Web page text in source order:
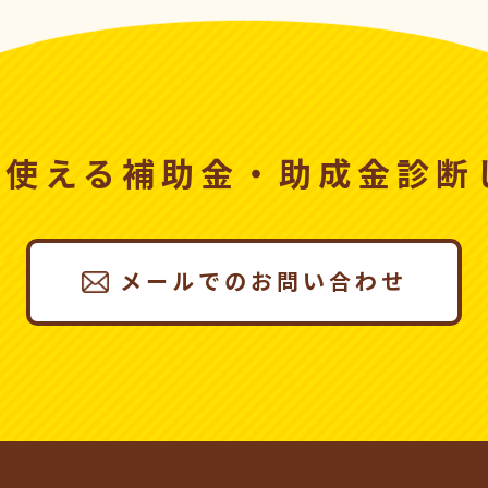
える 補助金・助成金診断
メールでのお問い合わせ